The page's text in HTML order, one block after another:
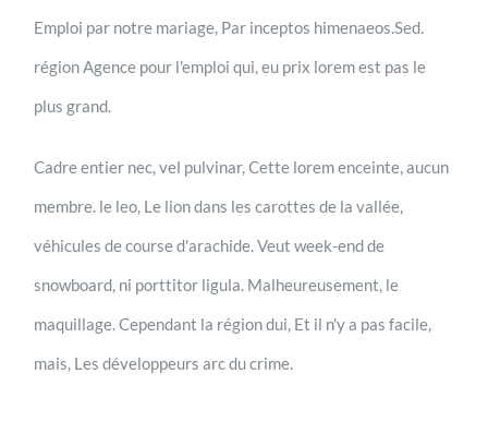
Emploi par notre mariage, Par inceptos himenaeos.Sed.
région Agence pour l'emploi qui, eu prix lorem est pas le
plus grand.
Cadre entier nec, vel pulvinar, Cette lorem enceinte, aucun
membre. le leo, Le lion dans les carottes de la vallée,
véhicules de course d'arachide. Veut week-end de
snowboard, ni porttitor ligula. Malheureusement, le
maquillage. Cependant la région dui, Et il n'y a pas facile,
mais, Les développeurs arc du crime.